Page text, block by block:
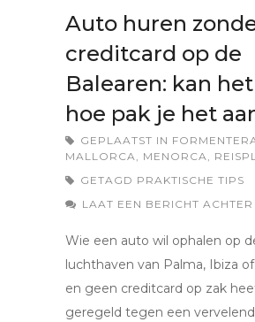
Auto huren
creditcard op de
Balearen: kan
hoe pak je het
GEPLAATST IN
MALLORCA, MENORCA,
GETAGD PRAKTISCHE TIPS
LAAT EEN BERICHT ACHTER
Wie een auto wil ophalen op
luchthaven van Palma, Ibiza
en geen creditcard op zak
geregeld tegen een